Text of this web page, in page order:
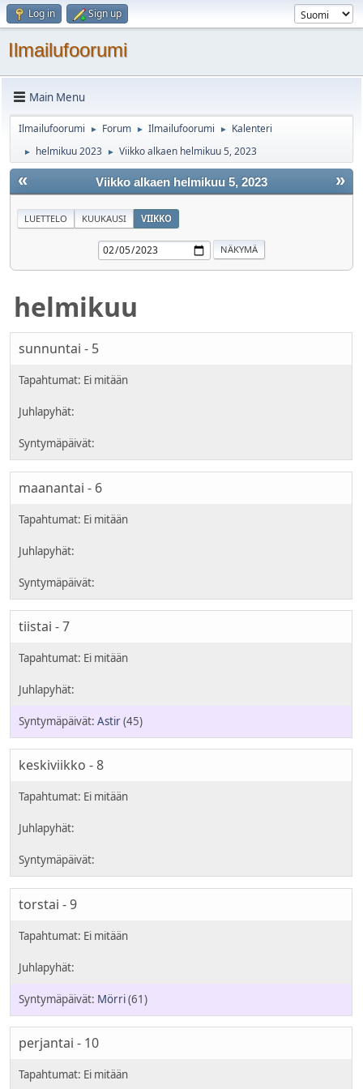
Log in Sign up
Ilmailufoorumi
Main Menu
Ilmailufoorumi ► Forum ► Ilmailufoorumi ► Kalenteri
► helmikuu 2023 ► Viikko alkaen helmikuu 5, 2023
« »
Viikko alkaen helmikuu 5, 2023
LUETTELO KUUKAUSI VIIKKO
helmikuu
sunnuntai - 5
maanantai - 6
tiistai - 7
Astir(45)
keskiviikko - 8
torstai - 9
Mörri(61)
perjantai - 10